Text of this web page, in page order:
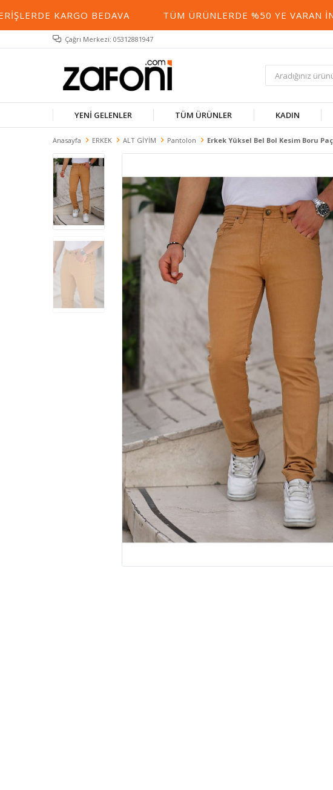
KARGO BEDAVA TÜM ÜRÜNLERDE %50 YE VARAN
Çağrı Merkezi: 05312881947
YENİ GELENLER TÜM ÜRÜNLER KADIN
Anasayfa ERKEK ALT GİYİM Pantolon Erkek Yüksel Bel Bol Kesim Boru